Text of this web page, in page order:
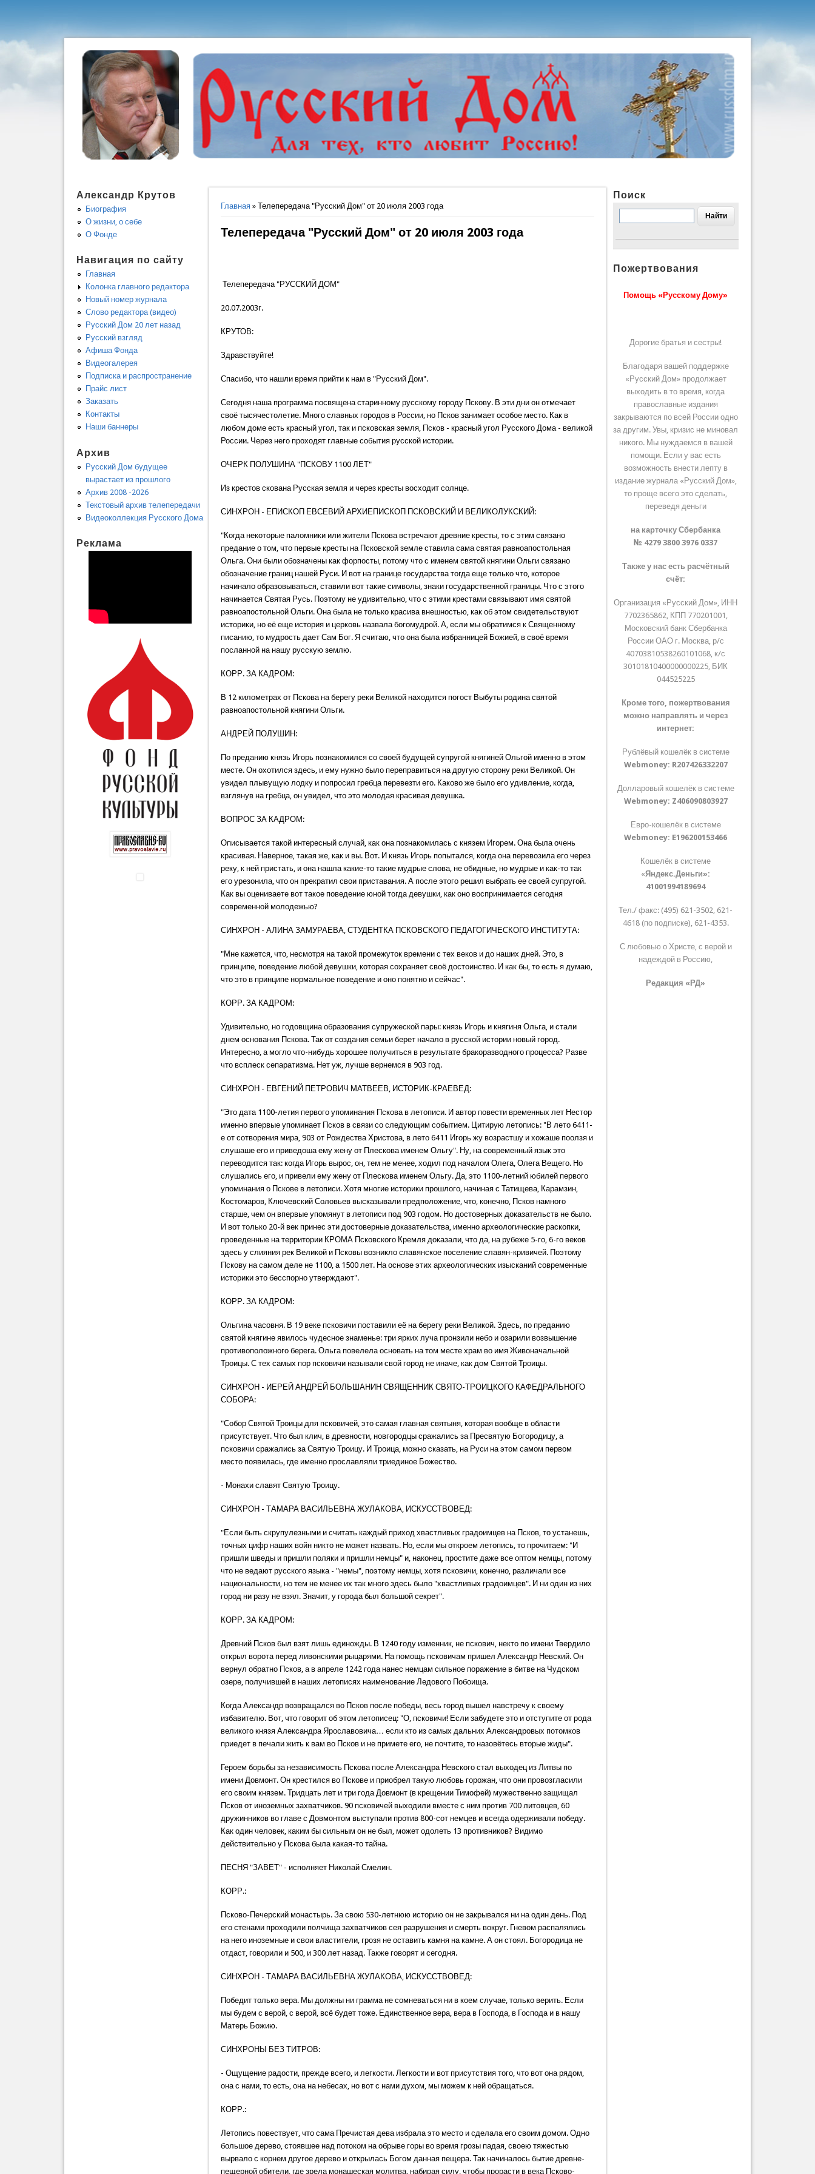
Вы здесь
Главная » Телепередача "Русский Дом" от 20 июля 2003 года
Телепередача "Русский Дом" от 20 июля 2003 года
Телепередача "РУССКИЙ ДОМ"
20.07.2003г.
КРУТОВ:
Здравствуйте!
Спасибо, что нашли время прийти к нам в "Русский Дом".
Сегодня наша программа посвящена старинному русскому городу Пскову. В эти дни он отмечает
своё тысячестолетие. Много славных городов в России, но Псков занимает особое место. Как в
любом доме есть красный угол, так и псковская земля, Псков - красный угол Русского Дома - великой
России. Через него проходят главные события русской истории.
ОЧЕРК ПОЛУШИНА "ПСКОВУ 1100 ЛЕТ"
Из крестов скована Русская земля и через кресты восходит солнце.
СИНХРОН - ЕПИСКОП ЕВСЕВИЙ АРХИЕПИСКОП ПСКОВСКИЙ И ВЕЛИКОЛУКСКИЙ:
"Когда некоторые паломники или жители Пскова встречают древние кресты, то с этим связано
предание о том, что первые кресты на Псковской земле ставила сама святая равноапостольная
Ольга. Они были обозначены как форпосты, потому что с именем святой княгини Ольги связано
обозначение границ нашей Руси. И вот на границе государства тогда еще только что, которое
начинало образовываться, ставили вот такие символы, знаки государственной границы. Что с этого
начинается Святая Русь. Поэтому не удивительно, что с этими крестами связывают имя святой
равноапостольной Ольги. Она была не только красива внешностью, как об этом свидетельствуют
историки, но её еще история и церковь назвала богомудрой. А, если мы обратимся к Священному
писанию, то мудрость дает Сам Бог. Я считаю, что она была избранницей Божией, в своё время
посланной на нашу русскую землю.
КОРР. ЗА КАДРОМ:
В 12 километрах от Пскова на берегу реки Великой находится погост Выбуты родина святой
равноапостольной княгини Ольги.
АНДРЕЙ ПОЛУШИН:
По преданию князь Игорь познакомился со своей будущей супругой княгиней Ольгой именно в этом
месте. Он охотился здесь, и ему нужно было переправиться на другую сторону реки Великой. Он
увидел плывущую лодку и попросил гребца перевезти его. Каково же было его удивление, когда,
взглянув на гребца, он увидел, что это молодая красивая девушка.
ВОПРОС ЗА КАДРОМ:
Описывается такой интересный случай, как она познакомилась с князем Игорем. Она была очень
красивая. Наверное, такая же, как и вы. Вот. И князь Игорь попытался, когда она перевозила его через
реку, к ней пристать, и она нашла какие-то такие мудрые слова, не обидные, но мудрые и как-то так
его урезонила, что он прекратил свои приставания. А после этого решил выбрать ее своей супругой.
Как вы оцениваете вот такое поведение юной тогда девушки, как оно воспринимается сегодня
современной молодежью?
СИНХРОН - АЛИНА ЗАМУРАЕВА, СТУДЕНТКА ПСКОВСКОГО ПЕДАГОГИЧЕСКОГО ИНСТИТУТА:
"Мне кажется, что, несмотря на такой промежуток времени с тех веков и до наших дней. Это, в
принципе, поведение любой девушки, которая сохраняет своё достоинство. И как бы, то есть я думаю,
что это в принципе нормальное поведение и оно понятно и сейчас".
КОРР. ЗА КАДРОМ:
Удивительно, но годовщина образования супружеской пары: князь Игорь и княгиня Ольга, и стали
днем основания Пскова. Так от создания семьи берет начало в русской истории новый город.
Интересно, а могло что-нибудь хорошее получиться в результате бракоразводного процесса? Разве
что всплеск сепаратизма. Нет уж, лучше вернемся в 903 год.
СИНХРОН - ЕВГЕНИЙ ПЕТРОВИЧ МАТВЕЕВ, ИСТОРИК-КРАЕВЕД:
"Это дата 1100-летия первого упоминания Пскова в летописи. И автор повести временных лет Нестор
именно впервые упоминает Псков в связи со следующим событием. Цитирую летопись: "В лето 6411-
е от сотворения мира, 903 от Рождества Христова, в лето 6411 Игорь жу возрастшу и хожаше поолзя и
слушаше его и приведоша ему жену от Плескова именем Ольгу". Ну, на современный язык это
переводится так: когда Игорь вырос, он, тем не менее, ходил под началом Олега, Олега Вещего. Но
слушались его, и привели ему жену от Плескова именем Ольгу. Да, это 1100-летний юбилей первого
упоминания о Пскове в летописи. Хотя многие историки прошлого, начиная с Татищева, Карамзин,
Костомаров, Ключевский Соловьев высказывали предположение, что, конечно, Псков намного
старше, чем он впервые упомянут в летописи под 903 годом. Но достоверных доказательств не было.
И вот только 20-й век принес эти достоверные доказательства, именно археологические раскопки,
проведенные на территории КРОМА Псковского Кремля доказали, что да, на рубеже 5-го, 6-го веков
здесь у слияния рек Великой и Псковы возникло славянское поселение славян-кривичей. Поэтому
Пскову на самом деле не 1100, а 1500 лет. На основе этих археологических изысканий современные
историки это бесспорно утверждают".
КОРР. ЗА КАДРОМ:
Ольгина часовня. В 19 веке псковичи поставили её на берегу реки Великой. Здесь, по преданию
святой княгине явилось чудесное знаменье: три ярких луча пронзили небо и озарили возвышение
противоположного берега. Ольга повелела основать на том месте храм во имя Живоначальной
Троицы. С тех самых пор псковичи называли свой город не иначе, как дом Святой Троицы.
СИНХРОН - ИЕРЕЙ АНДРЕЙ БОЛЬШАНИН СВЯЩЕННИК СВЯТО-ТРОИЦКОГО КАФЕДРАЛЬНОГО
СОБОРА:
"Собор Святой Троицы для псковичей, это самая главная святыня, которая вообще в области
присутствует. Что был клич, в древности, новгородцы сражались за Пресвятую Богородицу, а
псковичи сражались за Святую Троицу. И Троица, можно сказать, на Руси на этом самом первом
место появилась, где именно прославляли триединое Божество.
- Монахи славят Святую Троицу.
СИНХРОН - ТАМАРА ВАСИЛЬЕВНА ЖУЛАКОВА, ИСКУССТВОВЕД:
"Если быть скрупулезными и считать каждый приход хвастливых градоимцев на Псков, то устанешь,
точных цифр наших войн никто не может назвать. Но, если мы откроем летопись, то прочитаем: "И
пришли шведы и пришли поляки и пришли немцы" и, наконец, простите даже все оптом немцы, потому
что не ведают русского языка - "немы", поэтому немцы, хотя псковичи, конечно, различали все
национальности, но тем не менее их так много здесь было "хвастливых градоимцев". И ни один из них
город ни разу не взял. Значит, у города был большой секрет".
КОРР. ЗА КАДРОМ:
Древний Псков был взят лишь единожды. В 1240 году изменник, не пскович, некто по имени Твердило
открыл ворота перед ливонскими рыцарями. На помощь псковичам пришел Александр Невский. Он
вернул обратно Псков, а в апреле 1242 года нанес немцам сильное поражение в битве на Чудском
озере, получившей в наших летописях наименование Ледового Побоища.
Когда Александр возвращался во Псков после победы, весь город вышел навстречу к своему
избавителю. Вот, что говорит об этом летописец: "О, псковичи! Если забудете это и отступите от рода
великого князя Александра Ярославовича… если кто из самых дальних Александровых потомков
приедет в печали жить к вам во Псков и не примете его, не почтите, то назовётесь вторые жиды".
Героем борьбы за независимость Пскова после Александра Невского стал выходец из Литвы по
имени Довмонт. Он крестился во Пскове и приобрел такую любовь горожан, что они провозгласили
его своим князем. Тридцать лет и три года Довмонт (в крещении Тимофей) мужественно защищал
Псков от иноземных захватчиков. 90 псковичей выходили вместе с ним против 700 литовцев, 60
дружинников во главе с Довмонтом выступали против 800-сот немцев и всегда одерживали победу.
Как один человек, каким бы сильным он не был, может одолеть 13 противников? Видимо
действительно у Пскова была какая-то тайна.
ПЕСНЯ "ЗАВЕТ" - исполняет Николай Смелин.
КОРР.:
Псково-Печерский монастырь. За свою 530-летнюю историю он не закрывался ни на один день. Под
его стенами проходили полчища захватчиков сея разрушения и смерть вокруг. Гневом распалялись
на него иноземные и свои властители, грозя не оставить камня на камне. А он стоял. Богородица не
отдаст, говорили и 500, и 300 лет назад. Также говорят и сегодня.
СИНХРОН - ТАМАРА ВАСИЛЬЕВНА ЖУЛАКОВА, ИСКУССТВОВЕД:
Победит только вера. Мы должны ни грамма не сомневаться ни в коем случае, только верить. Если
мы будем с верой, с верой, всё будет тоже. Единственное вера, вера в Господа, в Господа и в нашу
Матерь Божию.
СИНХРОНЫ БЕЗ ТИТРОВ:
- Ощущение радости, прежде всего, и легкости. Легкости и вот присутствия того, что вот она рядом,
она с нами, то есть, она на небесах, но вот с нами духом, мы можем к ней обращаться.
КОРР.:
Летопись повествует, что сама Пречистая дева избрала это место и сделала его своим домом. Одно
большое дерево, стоявшее над потоком на обрыве горы во время грозы падая, своею тяжестью
вырвало с корнем другое дерево и открылась Богом данная пещера. Так начиналось бытие древне-
пещерной обители, где зрела монашеская молитва, набирая силу, чтобы прорасти в века Псково-
Александр Крутов
Биография
О жизни, о себе
О Фонде
Навигация по сайту
Главная
Колонка главного редактора
Новый номер журнала
Слово редактора (видео)
Русский Дом 20 лет назад
Русский взгляд
Афиша Фонда
Видеогалерея
Подписка и распространение
Прайс лист
Заказать
Контакты
Наши баннеры
Архив
Русский Дом будущее
вырастает из прошлого
Архив 2008 -2026
Текстовый архив телепередачи
Видеоколлекция Русского Дома
Реклама
Поиск
Пожертвования
Помощь «Русскому Дому»
Дорогие братья и сестры!
Благодаря вашей поддержке
«Русский Дом» продолжает
выходить в то время, когда
православные издания
закрываются по всей России одно
за другим. Увы, кризис не миновал
никого. Мы нуждаемся в вашей
помощи. Если у вас есть
возможность внести лепту в
издание журнала «Русский Дом»,
то проще всего это сделать,
переведя деньги
на карточку Сбербанка
№ 4279 3800 3976 0337
Также у нас есть расчётный
счёт:
Организация «Русский Дом», ИНН
7702365862, КПП 770201001,
Московский банк Сбербанка
России ОАО г. Москва, р/с
40703810538260101068, к/с
30101810400000000225, БИК
044525225
Кроме того, пожертвования
можно направлять и через
интернет:
Рублёвый кошелёк в системе
Webmoney: R207426332207
Долларовый кошелёк в системе
Webmoney: Z406090803927
Евро-кошелёк в системе
Webmoney: E196200153466
Кошелёк в системе
«Яндекс.Деньги»:
41001994189694
Тел./ факс: (495) 621-3502, 621-
4618 (по подписке), 621-4353.
С любовью о Христе, с верой и
надеждой в Россию,
Редакция «РД»